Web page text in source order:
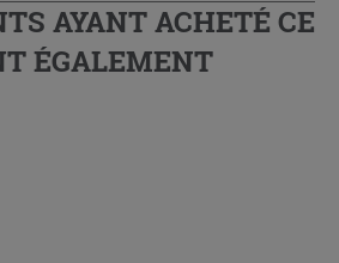
AYANT ACHETÉ CE
ÉGALEMENT